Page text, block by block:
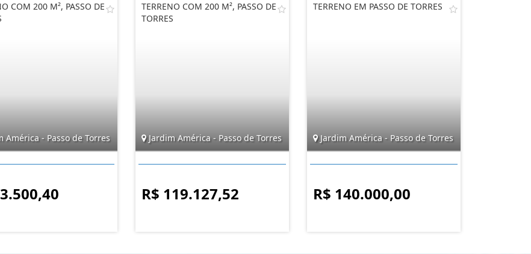
COM 200 M², PASSO DE
América - Passo de Torres
TERRENO COM 200 M², PASSO DE
TORRES
Jardim América - Passo de Torres
R$ 119.127,52
TERRENO EM PASSO DE TORRES
Jardim América - Passo de Torres
R$ 140.000,00